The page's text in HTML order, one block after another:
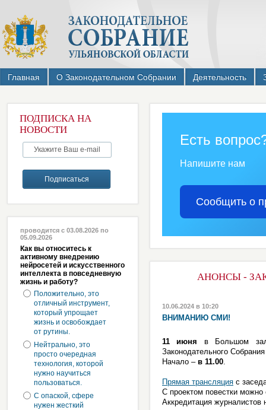
Главная О Законодательном Собрании Деятельность
ПОДПИСКА НА
НОВОСТИ
проводится с 03.08.2026 по
05.09.2026
Как вы относитесь к
активному внедрению
нейросетей и искусственного
интеллекта в повседневную
жизнь и работу?
Положительно, это
отличный инструмент,
который упрощает
жизнь и освобождает
от рутины.
Нейтрально, это
просто очередная
технология, которой
нужно научиться
пользоваться.
С опаской, сфере
нужен жесткий
Есть
Напишите нам
Сообщить о
АНОНСЫ -
10.06.2024 в 10:20
ВНИМАНИЮ СМИ!
11 июня в Большом
Законодательного
Начало – в 11.00.
Прямая трансляция с
С проектом повестки можно
Аккредитация